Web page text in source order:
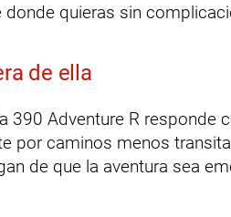
quieras sin
de ella
390 Adventure R responde
por caminos menos
de que la aventura sea